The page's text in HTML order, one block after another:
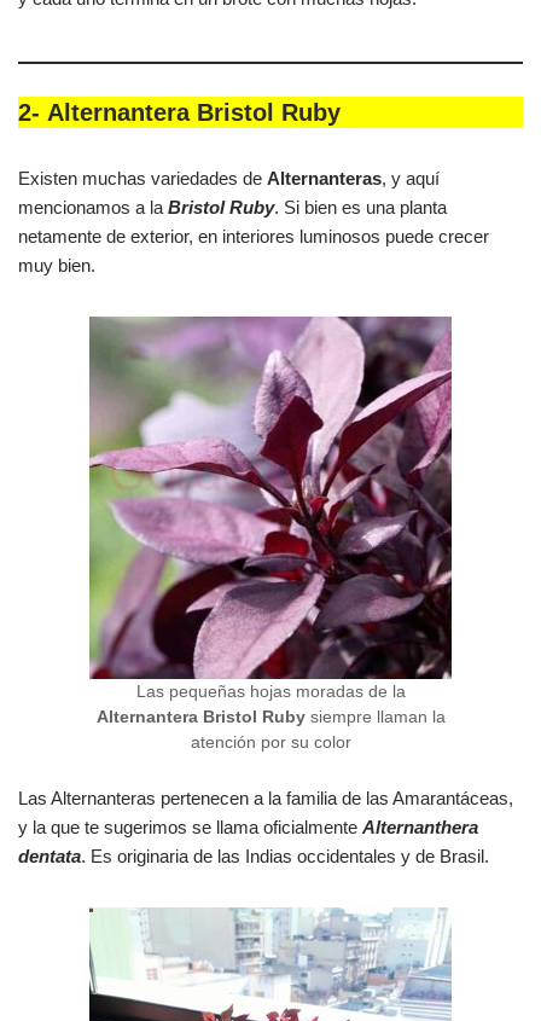
2- Alternantera Bristol Ruby
Existen muchas variedades de Alternanteras, y aquí
mencionamos a la Bristol Ruby. Si bien es una planta
netamente de exterior, en interiores luminosos puede crecer
muy bien.
Las pequeñas hojas moradas de la
Alternantera Bristol Rubysiempre llaman la
atención por su color
Las Alternanteras pertenecen a la familia de las Amarantáceas,
y la que te sugerimos se llama oficialmente Alternanthera
dentata. Es originaria de las Indias occidentales y de Brasil.